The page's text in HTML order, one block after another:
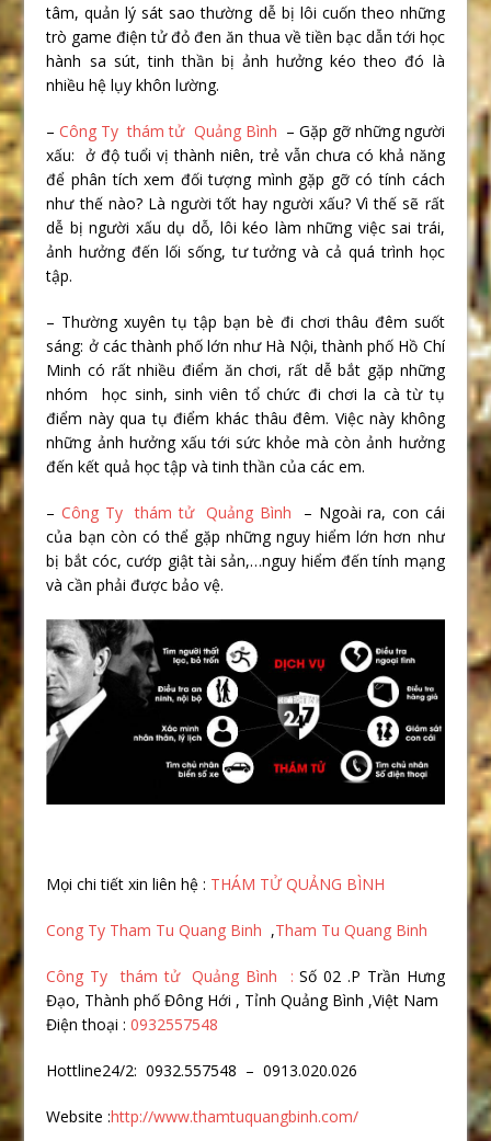
tâm, quản lý sát sao thường dễ bị lôi cuốn theo những
trò game điện tử đỏ đen ăn thua về tiền bạc dẫn tới học
hành sa sút, tinh thần bị ảnh hưởng kéo theo đó là
nhiều hệ lụy khôn lường.
–Công Ty thám tử Quảng Bình – Gặp gỡ những người
xấu: ở độ tuổi vị thành niên, trẻ vẫn chưa có khả năng
để phân tích xem đối tượng mình gặp gỡ có tính cách
như thế nào? Là người tốt hay người xấu? Vì thế sẽ rất
dễ bị người xấu dụ dỗ, lôi kéo làm những việc sai trái,
ảnh hưởng đến lối sống, tư tưởng và cả quá trình học
tập.
– Thường xuyên tụ tập bạn bè đi chơi thâu đêm suốt
sáng: ở các thành phố lớn như Hà Nội, thành phố Hồ Chí
Minh có rất nhiều điểm ăn chơi, rất dễ bắt gặp những
nhóm học sinh, sinh viên tổ chức đi chơi la cà từ tụ
điểm này qua tụ điểm khác thâu đêm. Việc này không
những ảnh hưởng xấu tới sức khỏe mà còn ảnh hưởng
đến kết quả học tập và tinh thần của các em.
–Công Ty thám tử Quảng Bình
– Ngoài ra, con cái
của bạn còn có thể gặp những nguy hiểm lớn hơn như
bị bắt cóc, cướp giật tài sản,…nguy hiểm đến tính mạng
và cần phải được bảo vệ.
Mọi chi tiết xin liên hệ : THÁM TỬ QUẢNG BÌNH
Cong Ty Tham Tu Quang Binh ,Tham Tu Quang Binh
Công Ty thám tử Quảng Bình :Số 02 .P Trần Hưng
Đạo, Thành phố Đông Hới , Tỉnh Quảng Bình ,Việt Nam
Điện thoại :0932557548
Hottline24/2: 0932.557548 – 0913.020.026
Website :http://www.thamtuquangbinh.com/